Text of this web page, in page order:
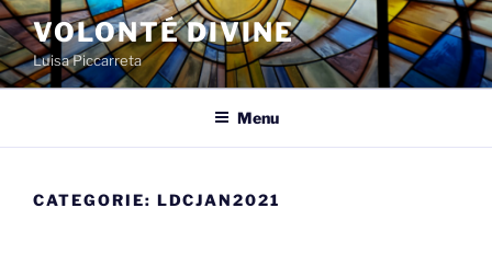
Spring
naar
de
inhoud
VOLONTÉ DIVINE
Luisa Piccarreta
Menu
CATEGORIE: LDCJAN2021